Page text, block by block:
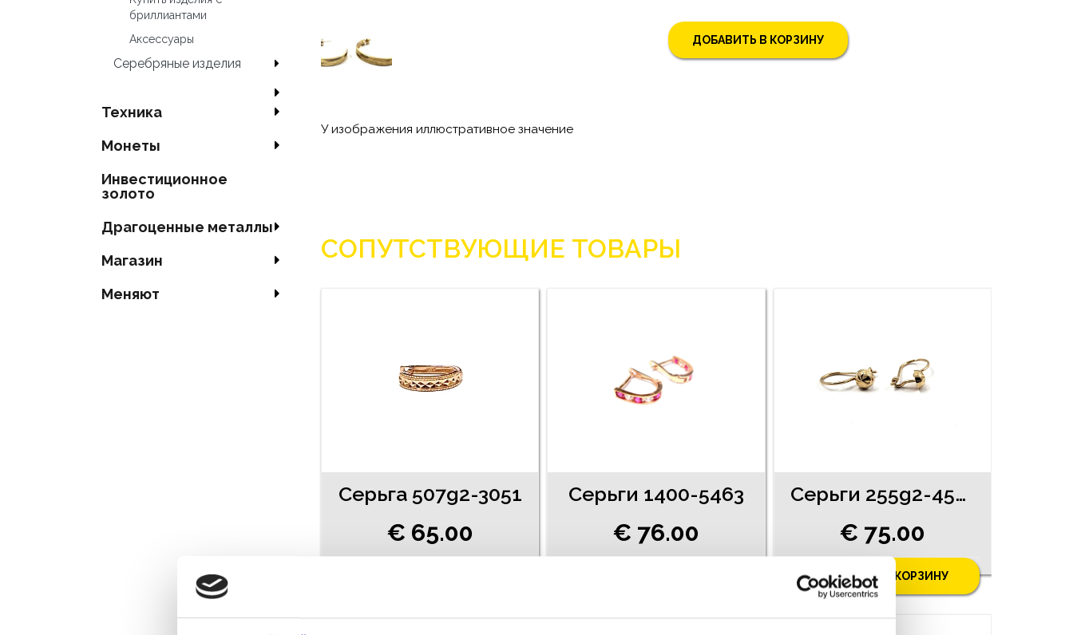
бриллиантами
Аксесcуары
Серебряные изделия
Техника
Mонеты
Инвестиционное
золото
Драгоценные металлы
Магазин
Меняют
У изображения иллюстративное значение
ДОБАВИТЬ В КОРЗИНУ
СОПУТСТВУЮЩИЕ ТОВАРЫ
Серьгa 507g2-3051
€ 65.00
Cерьги 1400-5463
€ 76.00
Cерьги 255g2-4561
€ 75.00
ДОБАВИТЬ В КОРЗИНУ